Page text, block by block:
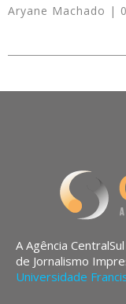
Aryane Machado
A Agência
de Jornalismo
Universidade